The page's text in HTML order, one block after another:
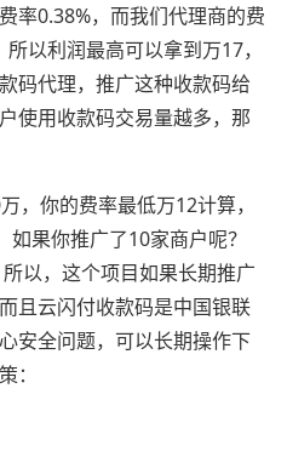
率0.38%，而我们代理商的费
以利润最高可以拿到万17，
码代理，推广这种收款码给
使用收款码交易量越多，那
，你的费率最低万12计算，
果你推广了10家商户呢？
以，这个项目如果长期推广
且云闪付收款码是中国银联
安全问题，可以长期操作下
：